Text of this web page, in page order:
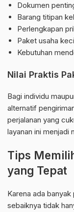
Dokumen
Barang titipan
Perlengkapan
Paket usaha
Kebutuhan
Nilai Praktis
Bagi individu
alternatif
perjalanan yang
layanan ini menjadi
Tips
yang Tepat
Karena ada
sebaiknya tidak